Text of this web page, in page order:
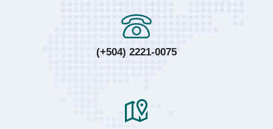
(+504) 2221-0075